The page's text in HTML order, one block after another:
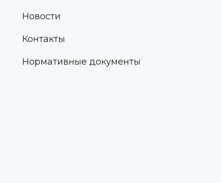
Новости
Контакты
Нормативные документы